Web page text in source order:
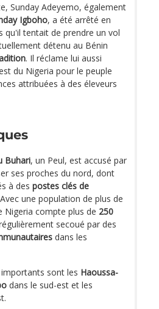
Sunday Adeyemo, également
Igboho, a été arrêté en
qu'il tentait de prendre un vol
détenu au Bénin
. Il réclame lui aussi
du Nigeria pour le peuple
attribuées à des éleveurs
Buhari, un Peul, est accusé par
ses proches du nord, dont
à des postes clés de
une population de plus de
Nigeria compte plus de 250
secoué par des
dans les
sont les Haoussa-
dans le sud-est et les